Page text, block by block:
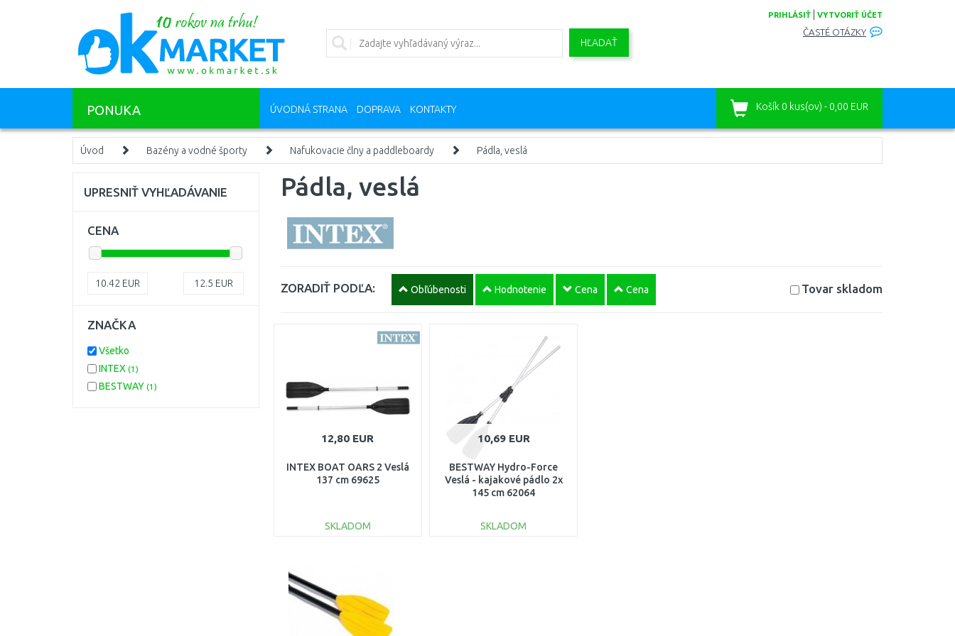
PRIHLÁSIŤ VYTVORIŤ ÚČET
ČASTÉ OTÁZKY
HĽADAŤ
PONUKA ÚVODNÁ STRANA DOPRAVA KONTAKTY Košík 0 kus(ov) - 0,00 EUR
Úvod Bazény a vodné športy Nafukovacie člny a paddleboardy Pádla, veslá
Pádla, veslá
ZORADIŤ PODĽA: Obľúbenosti Hodnotenie Cena Cena Tovar skladom
12,80 EUR
INTEX BOAT OARS 2 Veslá
137 cm 69625
SKLADOM
10,69 EUR
BESTWAY Hydro-Force
Veslá - kajakové pádlo 2x
145 cm 62064
SKLADOM
UPRESNIŤ VYHĽADÁVANIE
CENA
10.42 EUR 12.5 EUR
ZNAČKA
Všetko
INTEX (1)
BESTWAY (1)